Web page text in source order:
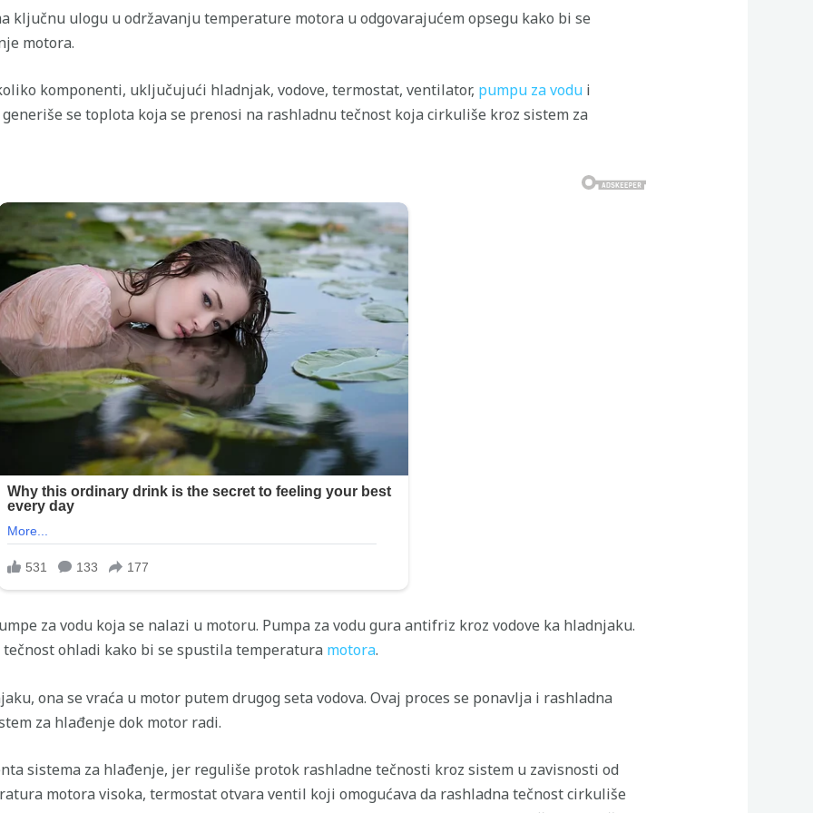
ključnu ulogu u održavanju temperature motora u odgovarajućem opsegu kako bi se
motora.
komponenti, uključujući hladnjak, vodove, termostat, ventilator, pumpu za vodui
se toplota koja se prenosi na rashladnu tečnost koja cirkuliše kroz sistem za
za vodu koja se nalazi u motoru. Pumpa za vodu gura antifriz kroz vodove ka hladnjaku.
ohladi kako bi se spustila temperatura motora.
ona se vraća u motor putem drugog seta vodova. Ovaj proces se ponavlja i rashladna
za hlađenje dok motor radi.
sistema za hlađenje, jer reguliše protok rashladne tečnosti kroz sistem u zavisnosti od
motora visoka, termostat otvara ventil koji omogućava da rashladna tečnost cirkuliše